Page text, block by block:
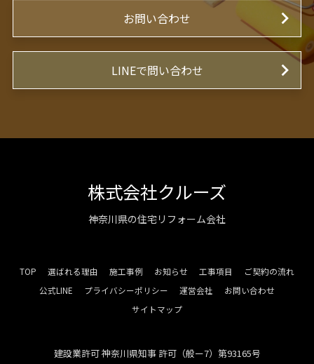
お問い合わせ
LINEで問い合わせ
株式会社クルーズ
神奈川県の住宅リフォーム会社
TOP 選ばれる理由 施工事例 お知らせ 工事項目
ご契約の流れ
公式LINE
プライバシーポリシー 運営会社
お問い合わせ
サイトマップ
建設業許可 神奈川県知事 許可（般ー7）第93165号